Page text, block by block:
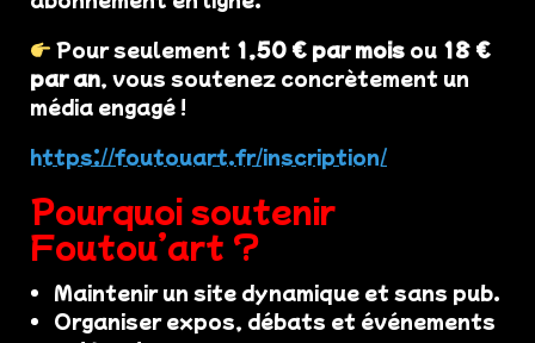
Pour seulement 1,50 € par mois ou 18 €
par an, vous soutenez concrètement un
média engagé !
https://foutouart.fr/inscription/
Pourquoi soutenir
Foutou’art ?
Maintenir un site dynamique et sans pub.
Organiser expos, débats et événements